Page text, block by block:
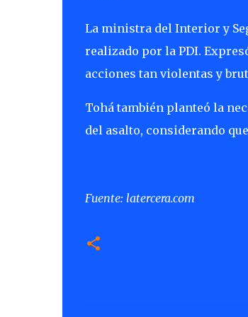
La ministra del Interior y
realizado por la PDI.
acciones tan violentas y
Tohá también planteó la
del asalto, considerando
Fuente: latercera.com